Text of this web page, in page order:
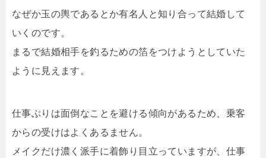
なぜか玉の輿であるとか有名人と知り合って結婚して
いくのです。
まるで結婚相手を釣るための箔をつけようとしていた
ように見えます。
仕事ぶりは面倒なことを避ける傾向があるため、乗客
からの受けはよくあるません。
メイクだけ濃く派手に着飾り目立っていますが、仕事